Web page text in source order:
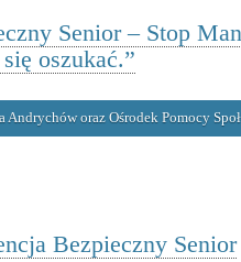
Senior – Stop
oszukać.”
Andrychów oraz Ośrodek Pomocy
Bezpieczny Senior